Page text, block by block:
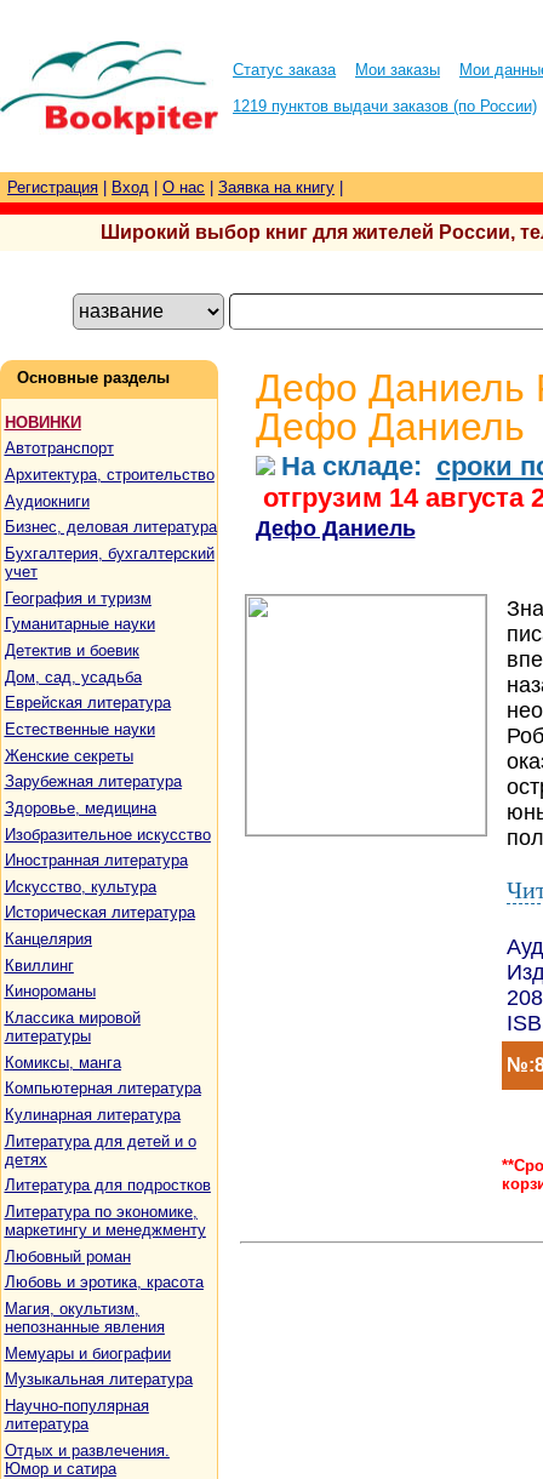
Статус заказа Мои заказы
Мои
1219 пунктов выдачи заказов (по России)
Регистрация Вход О нас Заявка на книгу
Широкий выбор книг для жителей России,
Основные разделы
НОВИНКИ
Автотранспорт
Архитектура, строительство
Аудиокниги
Бизнес, деловая литература
Бухгалтерия, бухгалтерский
учет
География и туризм
Гуманитарные науки
Детектив и боевик
Дом, сад, усадьба
Еврейская литература
Естественные науки
Женские секреты
Зарубежная литература
Здоровье, медицина
Изобразительное искусство
Иностранная литература
Искусство, культура
Историческая литература
Канцелярия
Квиллинг
Кинороманы
Классика мировой
литературы
Комиксы, манга
Компьютерная литература
Кулинарная литература
Литература для детей и о
детях
Литература для подростков
Литература по экономике,
маркетингу и менеджменту
Любовный роман
Любовь и эротика, красота
Магия, окультизм,
непознанные явления
Мемуары и биографии
Музыкальная литература
Научно-популярная
литература
Отдых и развлечения.
Юмор и сатира
Дефо Даниель
Дефо Даниель
На складе: сроки
отгрузим 14 августа
Дефо Даниель